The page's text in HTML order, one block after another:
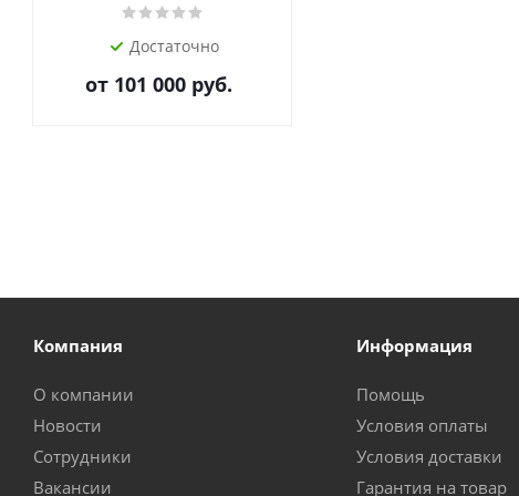
Достаточно
от 101 000 руб.
Компания
О компании
Новости
Сотрудники
Вакансии
Информация
Помощь
Условия оплаты
Условия доставки
Гарантия на товар